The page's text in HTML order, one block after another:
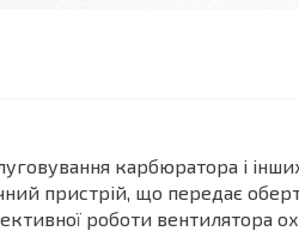
карбюратора і
пристрій, що передає
роботи вентилятора